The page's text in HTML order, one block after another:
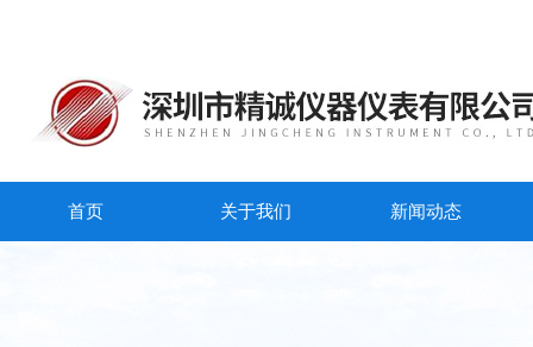
首页 关于我们 新闻动态